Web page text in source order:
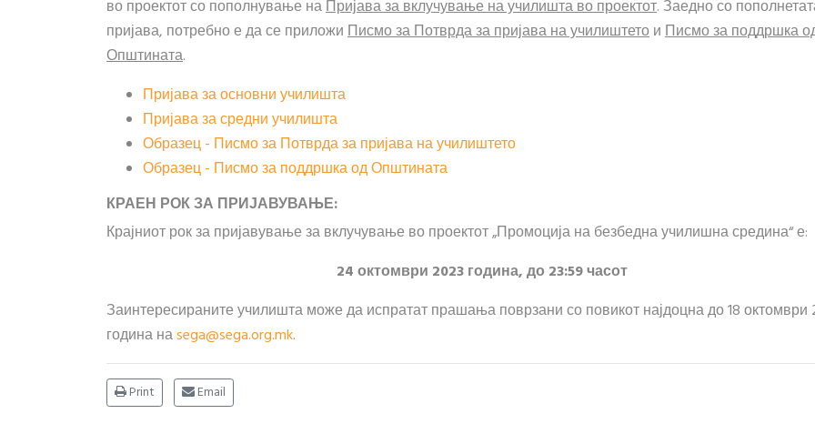
во проектот со пополнување наПријава за вклучување на училишта во проектот. Заедно со
пријава, потребно е да се приложиПисмо за Потврда за пријава на училиштетоиПисмо за поддршка
Општината.
Пријава за основни училишта
Пријава за средни училишта
Образец - Писмо за Потврда за пријава на училиштето
Образец - Писмо за поддршка од Општината
КРАЕН РОК ЗА ПРИЈАВУВАЊЕ:
Крајниот рок за пријавување за вклучување во проектот „Промоција на безбедна училишна средина“ е:
24октомври 2023 година, до 23:59 часот
Заинтересираните училишта може да испратат прашања поврзани со повикот најдоцна до 18 октомври
година наsega@sega.org.mk.
Print Email